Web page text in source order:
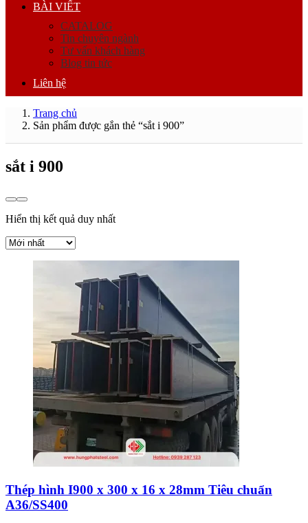
BÀI VIẾT
CATALOG
Tin chuyên ngành
Tư vấn khách hàng
Blog tin tức
Liên hệ
Trang chủ
Sản phẩm được gắn thẻ “sắt i 900”
sắt i 900
Hiển thị kết quả duy nhất
Thép hình I900 x 300 x 16 x 28mm Tiêu chuẩn
A36/SS400